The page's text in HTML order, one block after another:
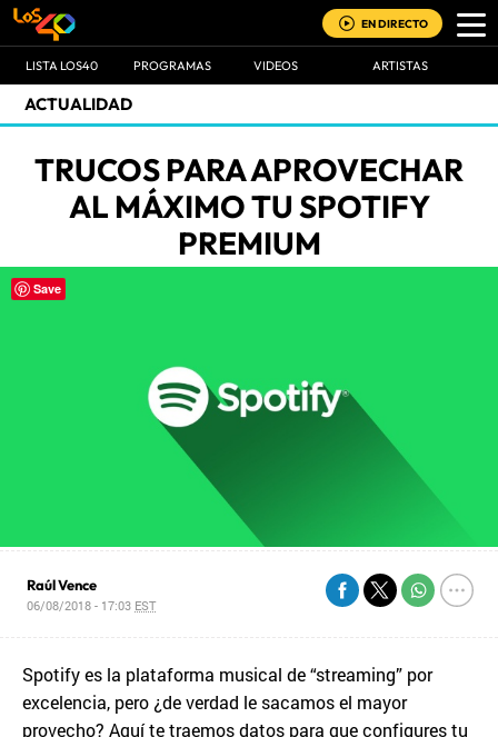
EN DIRECTO
LISTA LOS40 PROGRAMAS VIDEOS ARTISTAS
ACTUALIDAD
TRUCOS PARA APROVECHAR
AL MÁXIMO TU SPOTIFY
PREMIUM
Raúl Vence
06/08/2018 - 17:03 EST
Spotify es la plataforma musical de “streaming” por
excelencia, pero ¿de verdad le sacamos el mayor
provecho? Aquí te traemos datos para que configures tu
Save